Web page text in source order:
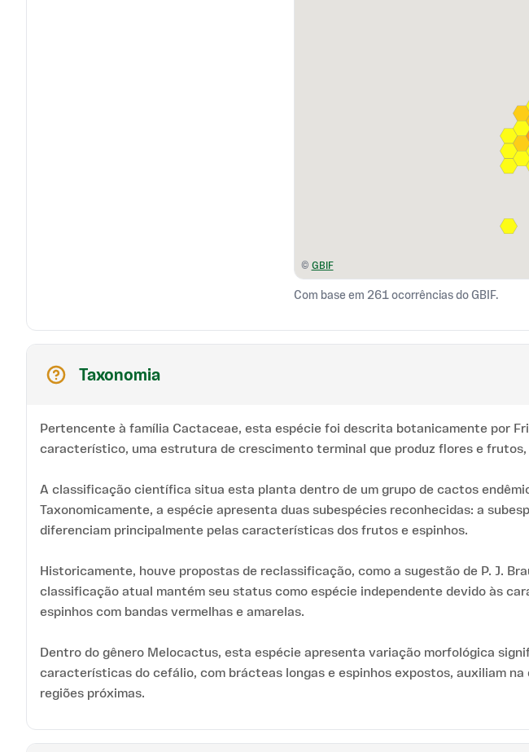
© GBIF
Com base em 261 ocorrências do GBIF.
Taxonomia
Pertencente à família Cactaceae, esta espécie foi descrita botanicamente por
característico, uma estrutura de crescimento terminal que produz flores e
A classificação científica situa esta planta dentro de um grupo de cactos
Taxonomicamente, a espécie apresenta duas subespécies reconhecidas: a
diferenciam principalmente pelas características dos frutos e espinhos.
Historicamente, houve propostas de reclassificação, como a sugestão de P. J.
classificação atual mantém seu status como espécie independente devido às
espinhos com bandas vermelhas e amarelas.
Dentro do gênero Melocactus, esta espécie apresenta variação morfológica
características do cefálio, com brácteas longas e espinhos expostos, auxiliam
regiões próximas.